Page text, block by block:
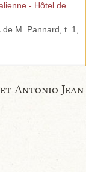
- Hôtel de
M. Pannard, t. 1,
Antonio Jean